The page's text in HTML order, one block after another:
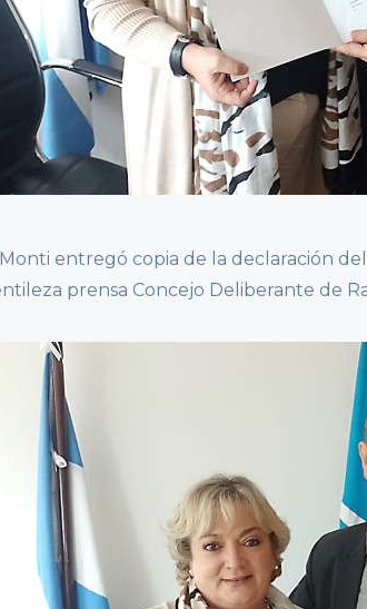
entregó copia de la declaración
prensa Concejo Deliberante de